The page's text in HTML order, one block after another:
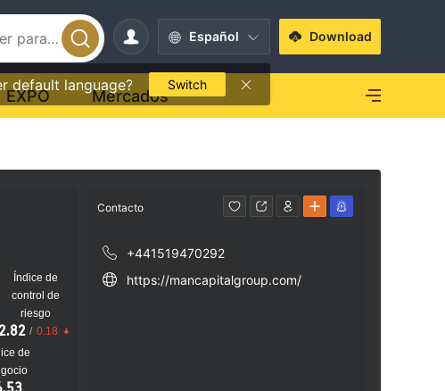
Español
default language? Switch
Download
EXPO Mercados
de
Índice de
control de
riesgo
2.82 / 0.18
Contacto
+441519470292
https://mancapitalgroup.com/